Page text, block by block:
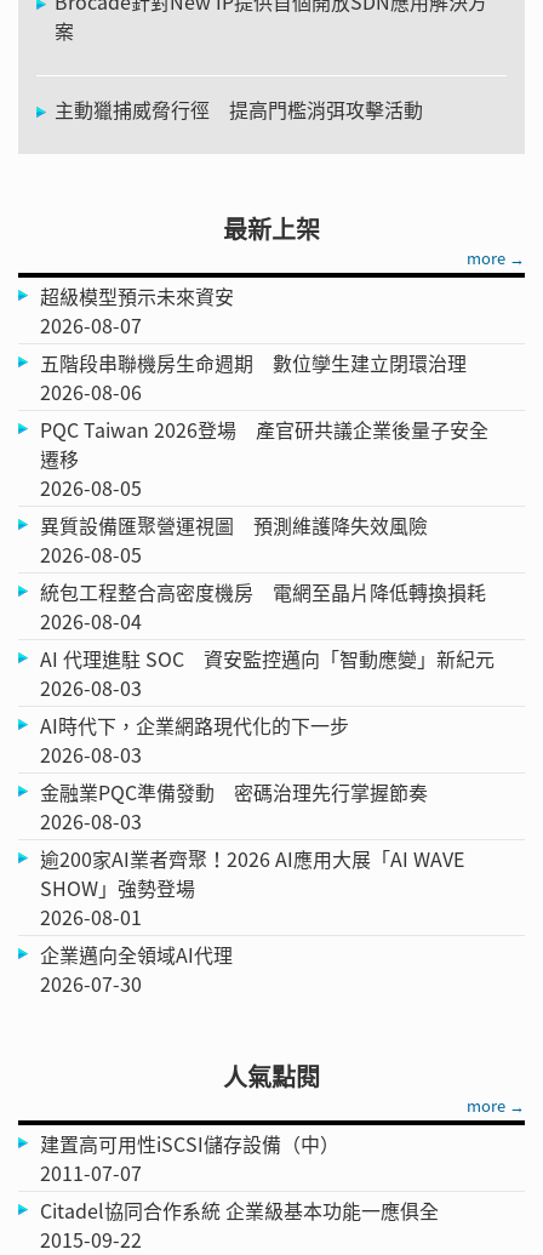
案
主動獵捕威脅行徑 提高門檻消弭攻擊活動
最新上架
more →
超級模型預示未來資安
2026-08-07
五階段串聯機房生命週期 數位孿生建立閉環治理
2026-08-06
PQC Taiwan 2026登場 產官研共議企業後量子安全
遷移
2026-08-05
異質設備匯聚營運視圖 預測維護降失效風險
2026-08-05
統包工程整合高密度機房 電網至晶片降低轉換損耗
2026-08-04
AI 代理進駐 SOC 資安監控邁向「智動應變」新紀元
2026-08-03
AI時代下，企業網路現代化的下一步
2026-08-03
金融業PQC準備發動 密碼治理先行掌握節奏
2026-08-03
逾200家AI業者齊聚！2026 AI應用大展「AI WAVE
SHOW」強勢登場
2026-08-01
企業邁向全領域AI代理
2026-07-30
人氣點閱
more →
建置高可用性iSCSI儲存設備（中）
2011-07-07
Citadel協同合作系統 企業級基本功能一應俱全
2015-09-22